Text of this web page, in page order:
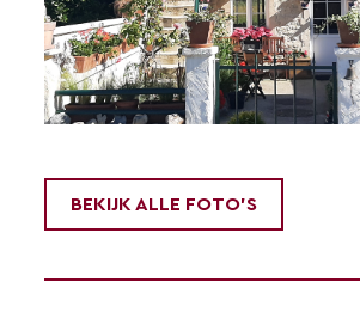
BEKIJK ALLE FOTO'S